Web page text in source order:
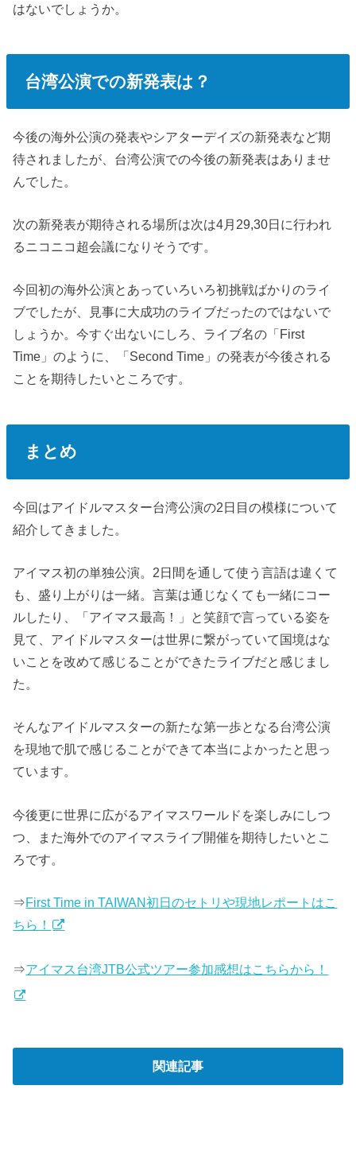
はないでしょうか。
台湾公演での新発表は？
今後の海外公演の発表やシアターデイズの新発表など期
待されましたが、台湾公演での今後の新発表はありませ
んでした。
次の新発表が期待される場所は次は4月29,30日に行われ
るニコニコ超会議になりそうです。
今回初の海外公演とあっていろいろ初挑戦ばかりのライ
ブでしたが、見事に大成功のライブだったのではないで
しょうか。今すぐ出ないにしろ、ライブ名の「First
Time」のように、「Second Time」の発表が今後される
ことを期待したいところです。
まとめ
今回はアイドルマスター台湾公演の2日目の模様について
紹介してきました。
アイマス初の単独公演。2日間を通して使う言語は違くて
も、盛り上がりは一緒。言葉は通じなくても一緒にコー
ルしたり、「アイマス最高！」と笑顔で言っている姿を
見て、アイドルマスターは世界に繋がっていて国境はな
いことを改めて感じることができたライブだと感じまし
た。
そんなアイドルマスターの新たな第一歩となる台湾公演
を現地で肌で感じることができて本当によかったと思っ
ています。
今後更に世界に広がるアイマスワールドを楽しみにしつ
つ、また海外でのアイマスライブ開催を期待したいとこ
ろです。
⇒First Time in TAIWAN初日のセトリや現地レポートはこ
ちら！
⇒アイマス台湾JTB公式ツアー参加感想はこちらから！
関連記事